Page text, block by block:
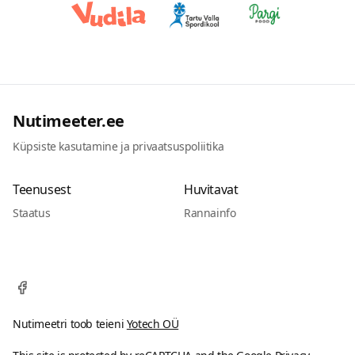
kvaliteediga CR2032 patareidele (Varta,
suurused multipakid, mis võimaldavad luua
vajaliku ettevõttesisese puhvervaru.
Paindlikkus: Kui e-poe link ei peaks
tehnilistel põhjustel soodustust
kasutada universaalset kupongikoodi:
nutimeeter Soovitame luua asutusesisese
tühjenemisteavituse saabudes saaks tehnik
Nutimeeter.ee
Küpsiste kasutamine ja privaatsuspoliitika
Teenusest
Staatus
Huvitavat
Rannainfo
Nutimeetri toob teieni Yotech OÜ